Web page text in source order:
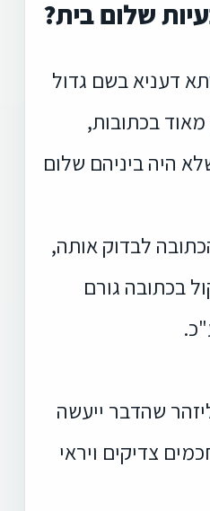
שלום בית?
דעניא בשם גדול
בכתובות,
היה ביניהם שלום
לבדוק אותה,
בכתובה גורם
שהדבר ייעשה
צדיקים ויראי